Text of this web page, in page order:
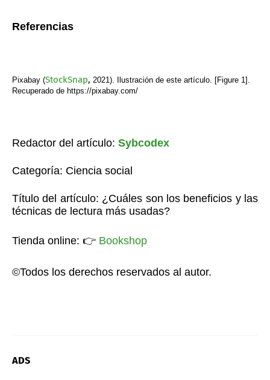
Referencias
Pixabay (StockSnap, 2021). Ilustración de este artículo. [Figure 1].
Recuperado de https://pixabay.com/
Redactor del artículo: Sybcodex
Categoría: Ciencia social
Título del artículo: ¿Cuáles son los beneficios y las
técnicas de lectura más usadas?
Tienda online: 👉 Bookshop
©Todos los derechos reservados al autor.
ADS